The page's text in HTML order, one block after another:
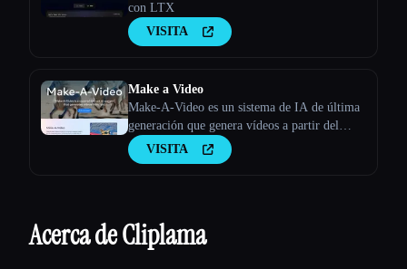
con LTX
VISITA
Make a Video
Make-A-Video es un sistema de IA de última
generación que genera vídeos a partir del
texto.VISITA
Acerca de Cliplama